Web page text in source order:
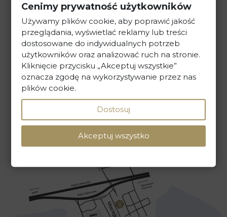
Kancelaria Prawna Skarbiec
ul. Maciejki 13, 02-181 Warszawa
tel. +48 22 586 40 00
sekretariat@kancelaria-skarbiec.pl
NAPISZ DO NAS
Cenimy prywatność użytkowników
Używamy plików cookie, aby poprawić jakość
przeglądania, wyświetlać reklamy lub treści
dostosowane do indywidualnych potrzeb
użytkowników oraz analizować ruch na stronie.
Kliknięcie przycisku „Akceptuj wszystkie”
oznacza zgodę na wykorzystywanie przez nas
plików cookie.
Dostosuj
Akceptuj wszystko